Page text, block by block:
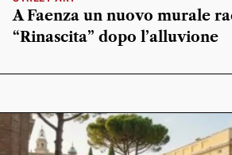
A Faenza un nuovo murale
“Rinascita” dopo l’alluvione